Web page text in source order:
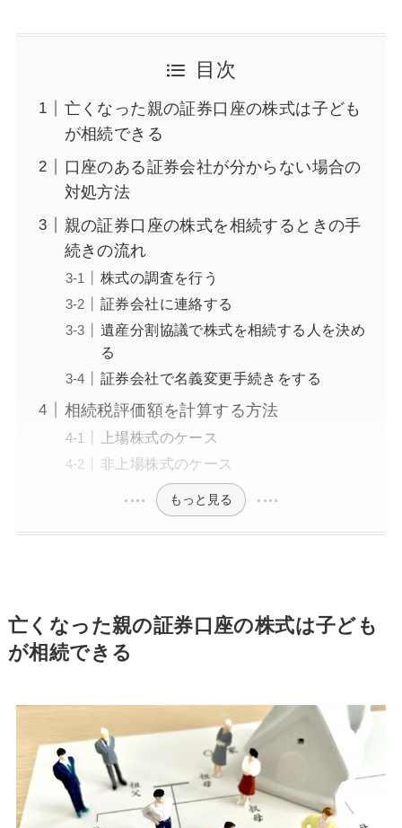
目次
亡くなった親の証券口座の株式は子ども
が相続できる
口座のある証券会社が分からない場合の
対処方法
親の証券口座の株式を相続するときの手
続きの流れ
株式の調査を行う
証券会社に連絡する
遺産分割協議で株式を相続する人を決め
る
証券会社で名義変更手続きをする
相続税評価額を計算する方法
上場株式のケース
非上場株式のケース
もっと見る
亡くなった親の証券口座の株式は子ども
が相続できる